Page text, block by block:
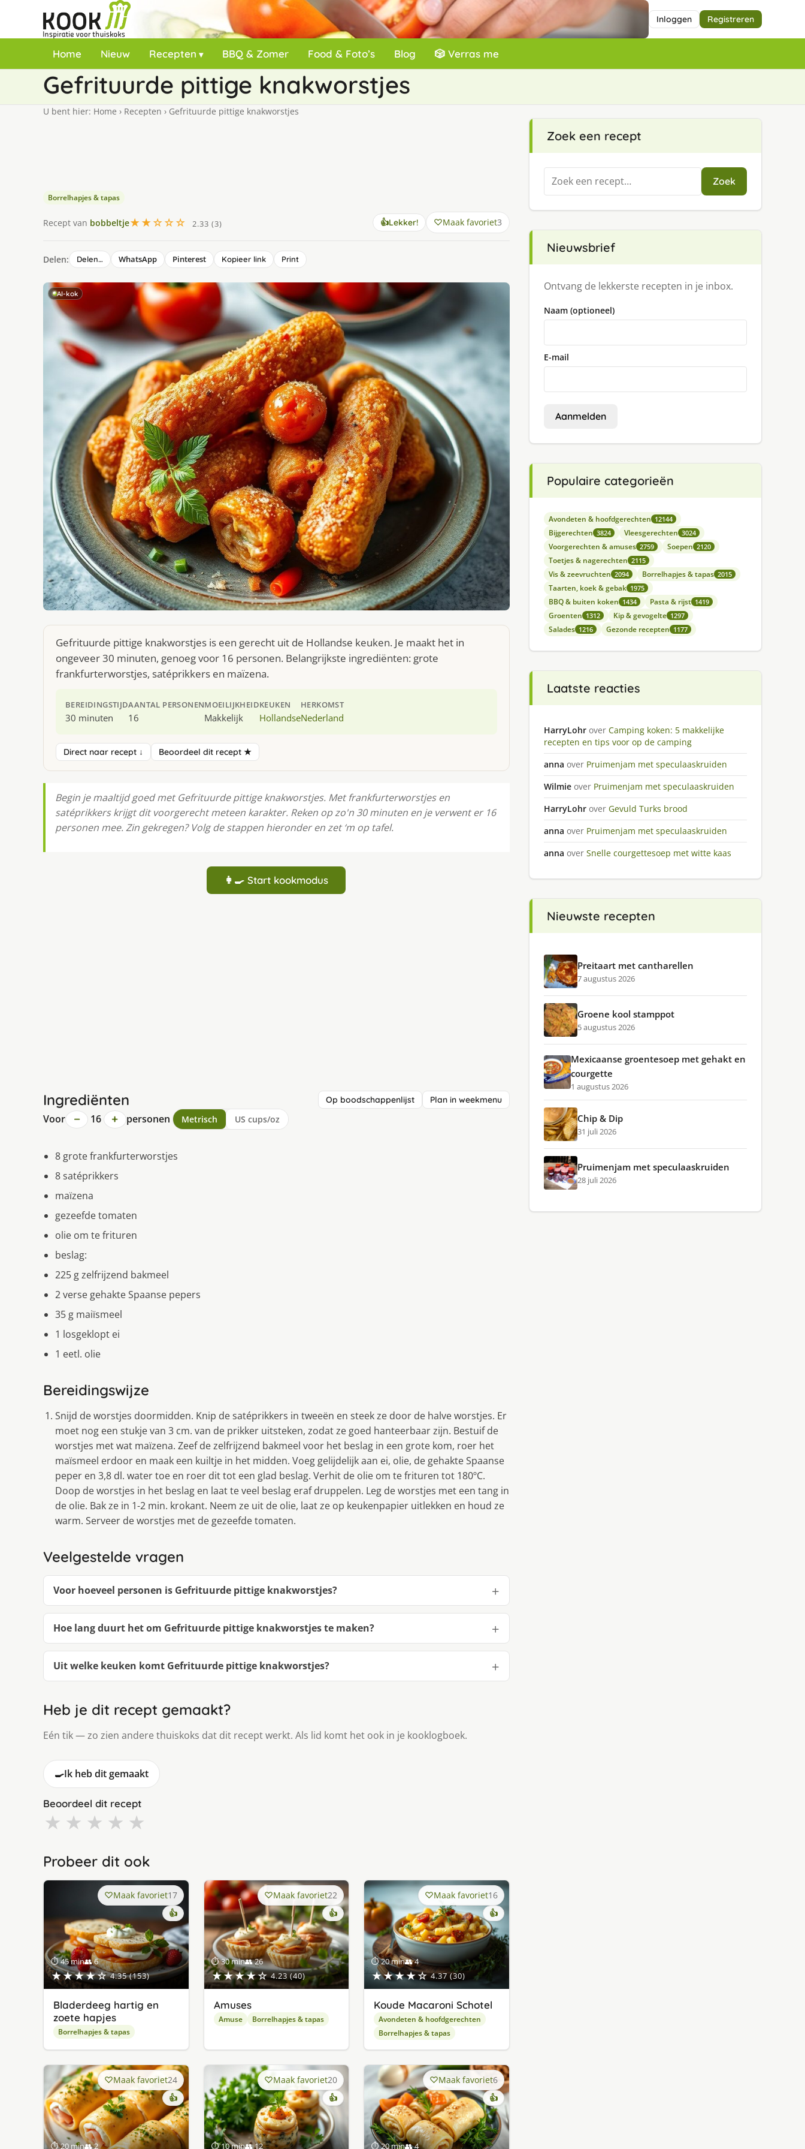
Inloggen Registreren
Home Nieuw Recepten BBQ & Zomer Food & Foto’s Blog 🎲 Verras me
Gefrituurde pittige knakworstjes
U bent hier: Home › Recepten › Gefrituurde pittige knakworstjes
Borrelhapjes & tapas
Recept van bobbeltje★★☆☆☆ 2.33 (3) 👍Lekker! Maak favoriet3
Delen: Delen… WhatsApp Pinterest Kopieer link Print
AI-kok
Gefrituurde pittige knakworstjes is een gerecht uit de Hollandse keuken. Je maakt het in
ongeveer 30 minuten, genoeg voor 16 personen. Belangrijkste ingrediënten: grote
frankfurterworstjes, satéprikkers en maïzena.
BEREIDINGSTIJD
30 minuten
AANTAL PERSONEN
16
MOEILIJKHEID
Makkelijk
KEUKEN
Hollandse
HERKOMST
Nederland
Direct naar recept ↓ Beoordeel dit recept ★
Begin je maaltijd goed met Gefrituurde pittige knakworstjes. Met frankfurterworstjes en
satéprikkers krijgt dit voorgerecht meteen karakter. Reken op zo'n 30 minuten en je verwent er 16
personen mee. Zin gekregen? Volg de stappen hieronder en zet ‘m op tafel.
👩‍🍳 Start kookmodus
Ingrediënten Op boodschappenlijst Plan in weekmenu
Voor − 16 + personen Metrisch US cups/oz
8 grote frankfurterworstjes
8 satéprikkers
maïzena
gezeefde tomaten
olie om te frituren
beslag:
225 g zelfrijzend bakmeel
2 verse gehakte Spaanse pepers
35 g maiïsmeel
1 losgeklopt ei
1 eetl. olie
Bereidingswijze
Snijd de worstjes doormidden. Knip de satéprikkers in tweeën en steek ze door de halve worstjes. Er
moet nog een stukje van 3 cm. van de prikker uitsteken, zodat ze goed hanteerbaar zijn. Bestuif de
worstjes met wat maïzena. Zeef de zelfrijzend bakmeel voor het beslag in een grote kom, roer het
maïsmeel erdoor en maak een kuiltje in het midden. Voeg gelijdelijk aan ei, olie, de gehakte Spaanse
peper en 3,8 dl. water toe en roer dit tot een glad beslag. Verhit de olie om te frituren tot 180ºC.
Doop de worstjes in het beslag en laat te veel beslag eraf druppelen. Leg de worstjes met een tang in
de olie. Bak ze in 1-2 min. krokant. Neem ze uit de olie, laat ze op keukenpapier uitlekken en houd ze
warm. Serveer de worstjes met de gezeefde tomaten.
Veelgestelde vragen
Voor hoeveel personen is Gefrituurde pittige knakworstjes?
Hoe lang duurt het om Gefrituurde pittige knakworstjes te maken?
Uit welke keuken komt Gefrituurde pittige knakworstjes?
Heb je dit recept gemaakt?
Eén tik — zo zien andere thuiskoks dat dit recept werkt. Als lid komt het ook in je kooklogboek.
🍳Ik heb dit gemaakt
Beoordeel dit recept
★ ★ ★ ★ ★
Probeer dit ook
⏱ 45 min👥 6
★★★★☆ 4.35 (153)
Maak favoriet17
👍
Bladerdeeg hartig en
zoete hapjes
Borrelhapjes & tapas
⏱ 30 min👥 26
★★★★☆ 4.23 (40)
Maak favoriet22
👍
Amuses
Amuse Borrelhapjes & tapas
⏱ 20 min👥 4
★★★★☆ 4.37 (30)
Maak favoriet16
👍
Koude Macaroni Schotel
Avondeten & hoofdgerechten
Borrelhapjes & tapas
⏱ 20 min👥 2
Maak favoriet24
👍
⏱ 10 min👥 12
Maak favoriet20
👍
⏱ 20 min👥 4
Maak favoriet6
👍
Zoek een recept
Zoeken
naar:
Zoek
Nieuwsbrief
Ontvang de lekkerste recepten in je inbox.
Naam (optioneel)
E-mail
Aanmelden
Populaire categorieën
Avondeten & hoofdgerechten 12144
Bijgerechten 3824 Vleesgerechten 3024
Voorgerechten & amuses 2759 Soepen 2120
Toetjes & nagerechten 2115
Vis & zeevruchten 2094 Borrelhapjes & tapas 2015
Taarten, koek & gebak 1975
BBQ & buiten koken 1434 Pasta & rijst 1419
Groenten 1312 Kip & gevogelte 1297
Salades 1216 Gezonde recepten 1177
Laatste reacties
HarryLohr over Camping koken: 5 makkelijke
recepten en tips voor op de camping
anna over Pruimenjam met speculaaskruiden
Wilmie over Pruimenjam met speculaaskruiden
HarryLohr over Gevuld Turks brood
anna over Pruimenjam met speculaaskruiden
anna over Snelle courgettesoep met witte kaas
Nieuwste recepten
Preitaart met cantharellen
7 augustus 2026
Groene kool stamppot
5 augustus 2026
Mexicaanse groentesoep met gehakt en
courgette
1 augustus 2026
Chip & Dip
31 juli 2026
Pruimenjam met speculaaskruiden
28 juli 2026